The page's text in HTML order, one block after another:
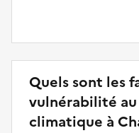
Quels sont les
vulnérabilité
climatique à